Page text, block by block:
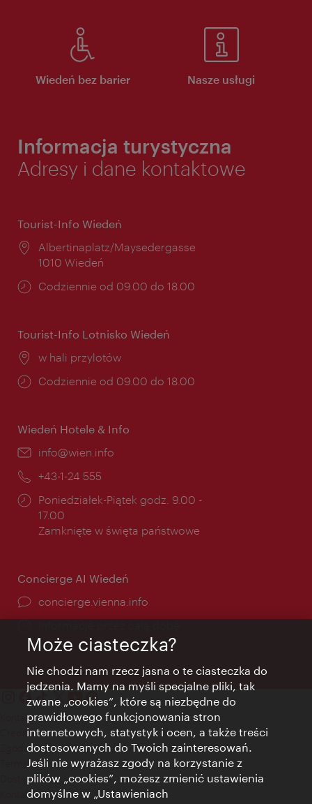
Wiedeń bez barier Nasze usługi
Informacja turystyczna
Adresy i dane kontaktowe
Tourist-Info Wiedeń
Miejsce:
Albertinaplatz/Maysedergasse
1010 Wiedeń
Godziny
Codziennie od 09.00 do 18.00
Tourist-Info Lotnisko Wiedeń
Miejsce:
w hali przylotów
Godziny
Codziennie od 09.00 do 18.00
Wiedeń Hotele & Info
E-
info@wien.info
Telefon:
+43-1-24 555
Godziny
otwarcia:
Poniedziałek-Piątek godz. 9.00 -
17.00
Zamknięte w święta państwowe
Concierge AI Wiedeń
concierge.vienna.info
Kontakt
Credits
Zgoda na przetwarzanie danych osobowych
Terms of Use
Dostępność
Kontakt prasowy
Może ciasteczka?
Nie chodzi nam rzecz jasna o te ciasteczka do
jedzenia. Mamy na myśli specjalne pliki, tak
zwane „cookies”, które są niezbędne do
prawidłowego funkcjonowania stron
internetowych, statystyk i ocen, a także treści
dostosowanych do Twoich zainteresowań.
Jeśli nie wyrażasz zgody na korzystanie z
plików „cookies”, możesz zmienić ustawienia
domyślne w „Ustawieniach